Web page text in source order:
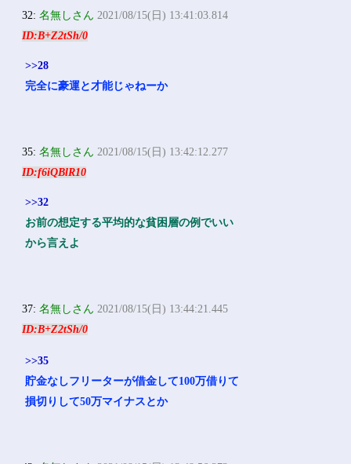
32:名無しさん 2021/08/15(日) 13:41:03.814
ID:B+Z2tSh/0
>>28
完全に豪運と才能じゃねーか
35:名無しさん 2021/08/15(日) 13:42:12.277
ID:f6iQBlR10
>>32
お前の想定する平均的な貧困層の例でいい
から言えよ
37:名無しさん 2021/08/15(日) 13:44:21.445
ID:B+Z2tSh/0
>>35
貯金なしフリーターが借金して100万借りて
損切りして50万マイナスとか